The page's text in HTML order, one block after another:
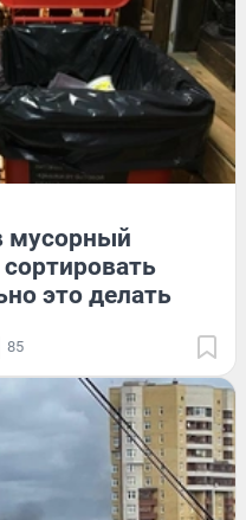
мусорный
это делать
85